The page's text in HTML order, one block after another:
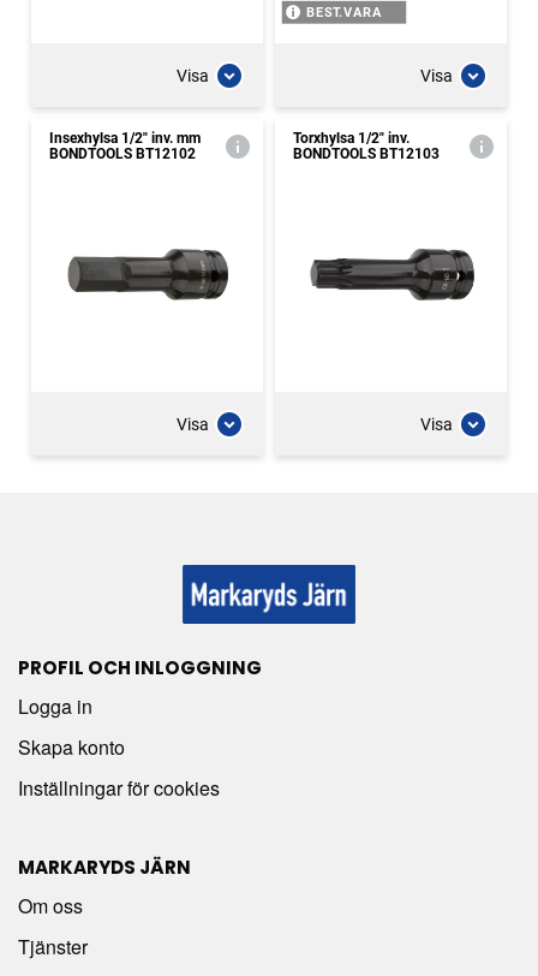
Visa
BEST.VARA
Visa
Insexhylsa 1/2" inv. mm
BONDTOOLS BT12102
Visa
Torxhylsa 1/2" inv.
BONDTOOLS BT12103
Visa
PROFIL OCH INLOGGNING
Logga in
Skapa konto
Inställningar för cookies
MARKARYDS JÄRN
Om oss
Tjänster